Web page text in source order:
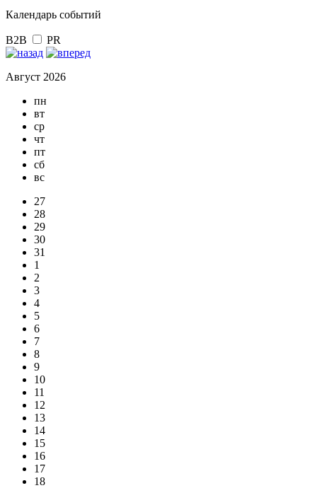
Календарь событий
B2B PR
Август 2026
пн
вт
ср
чт
пт
сб
вс
27
28
29
30
31
1
2
3
4
5
6
7
8
9
10
11
12
13
14
15
16
17
18